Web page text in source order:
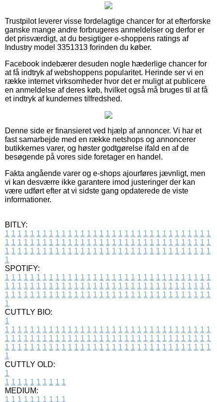
Trustpilot leverer visse fordelagtige chancer for at efterforske
ganske mange andre forbrugeres anmeldelser og derfor er
det prisværdigt, at du besigtiger e-shoppens ratings af
Industry model 3351313 forinden du køber.
Facebook indebærer desuden nogle hæderlige chancer for
at få indtryk af webshoppens popularitet. Herinde ser vi en
række internet virksomheder hvor det er muligt at publicere
en anmeldelse af deres køb, hvilket også må bruges til at få
et indtryk af kundernes tilfredshed.
Denne side er finansieret ved hjælp af annoncer. Vi har et
fast samarbejde med en række netshops og annoncerer
butikkernes varer, og høster godtgørelse ifald en af de
besøgende på vores side foretager en handel.
Fakta angående varer og e-shops ajourføres jævnligt, men
vi kan desværre ikke garantere imod justeringer der kan
være udført efter at vi sidste gang opdaterede de viste
informationer.
BITLY:
1 1 1 1 1 1 1 1 1 1 1 1 1 1 1 1 1 1 1 1 1 1 1 1 1 1 1 1 1 1 1 1 1
1 1 1 1 1 1 1 1 1 1 1 1 1 1 1 1 1 1 1 1 1 1 1 1 1 1 1 1 1 1 1 1 1
1 1 1 1 1 1 1 1 1 1 1 1 1 1 1 1 1 1 1 1 1 1 1 1 1 1 1 1 1 1 1 1 1
1
SPOTIFY:
1 1 1 1 1 1 1 1 1 1 1 1 1 1 1 1 1 1 1 1 1 1 1 1 1 1 1 1 1 1 1 1 1
1 1 1 1 1 1 1 1 1 1 1 1 1 1 1 1 1 1 1 1 1 1 1 1 1 1 1 1 1 1 1 1 1
1 1 1 1 1 1 1 1 1 1 1 1 1 1 1 1 1 1 1 1 1 1 1 1 1 1 1 1 1 1 1 1 1
1
CUTTLY BIO:
1
1 1 1 1 1 1 1 1 1 1 1 1 1 1 1 1 1 1 1 1 1 1 1 1 1 1 1 1 1 1 1 1 1
1 1 1 1 1 1 1 1 1 1 1 1 1 1 1 1 1 1 1 1 1 1 1 1 1 1 1 1 1 1 1 1 1
1 1 1 1 1 1 1 1 1 1 1 1 1 1 1 1 1 1 1 1 1 1 1 1 1 1 1 1 1 1 1 1 1
1
CUTTLY OLD:
1
1 1 1 1 1 1 1 1 1 1
MEDIUM:
1 1 1 1 1 1 1 1 1 1